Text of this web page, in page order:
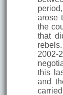
arose
the
that
this
and